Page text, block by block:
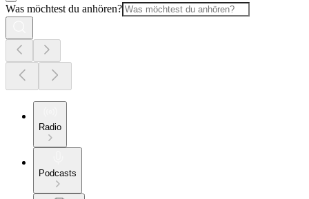
Was möchtest du anhören?
Radio
Podcasts